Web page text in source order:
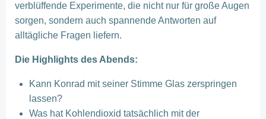
verblüffende Experimente, die nicht nur für große Augen
sorgen, sondern auch spannende Antworten auf
alltägliche Fragen liefern.
Die Highlights des Abends:
Kann Konrad mit seiner Stimme Glas zerspringen
lassen?
Was hat Kohlendioxid tatsächlich mit der